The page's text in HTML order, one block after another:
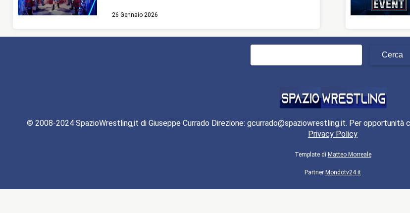
26 Gennaio 2026
© 2008-2024 SpazioWrestling,it di Giuseppe Currado Direzione: gcurrado@spaziowrestling.it. Per opportunità
Privacy Policy
Template di Matteo Morreale
Partner Mondotv24.it